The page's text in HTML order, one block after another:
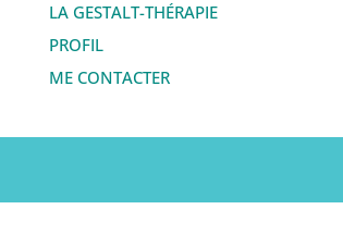
LA GESTALT-THÉRAPIE
PROFIL
ME CONTACTER